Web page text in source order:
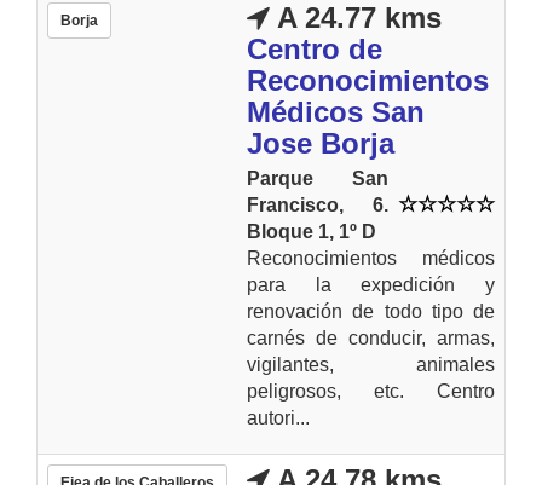
Borja
A 24.77 kms
Centro de
Reconocimientos
Médicos San
Jose Borja
Parque San
Francisco, 6.
Bloque 1, 1º D
Reconocimientos médicos
para la expedición y
renovación de todo tipo de
carnés de conducir, armas,
vigilantes, animales
peligrosos, etc. Centro
autori...